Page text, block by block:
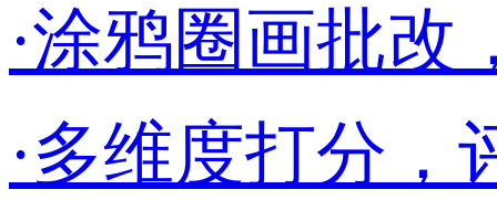
·涂鸦圈画批改
·多维度打分，